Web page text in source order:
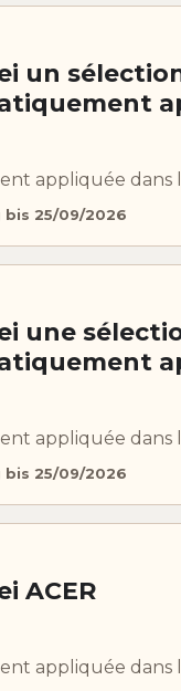
un
appliquée dans
bis 25/09/2026
une
appliquée dans
bis 25/09/2026
ACER
appliquée dans